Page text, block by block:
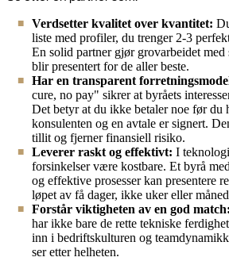
Verdsetter kvalitet over kvantitet:
liste med profiler, du trenger 2-3
En solid partner gjør grovarbeidet
blir presentert for de aller beste.
Har en transparent
cure, no pay" sikrer at byråets
Det betyr at du ikke betaler noe før du
konsulenten og en avtale er signert.
tillit og fjerner finansiell risiko.
Leverer raskt og effektivt: I
forsinkelser være kostbare. Et byrå
og effektive prosesser kan presentere
løpet av få dager, ikke uker eller
Forstår viktigheten av en god match:
har ikke bare de rette tekniske
inn i bedriftskulturen og
ser etter helheten.